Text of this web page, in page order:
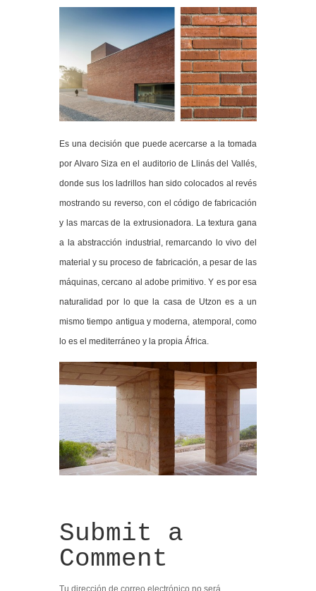
Es una decisión que puede acercarse a la tomada
por Alvaro Siza en el auditorio de Llinás del Vallés,
donde sus los ladrillos han sido colocados al revés
mostrando su reverso, con el código de fabricación
y las marcas de la extrusionadora. La textura gana
a la abstracción industrial, remarcando lo vivo del
material y su proceso de fabricación, a pesar de las
máquinas, cercano al adobe primitivo. Y es por esa
naturalidad por lo que la casa de Utzon es a un
mismo tiempo antigua y moderna, atemporal, como
lo es el mediterráneo y la propia África.
Submit a
Comment
Tu dirección de correo electrónico no será